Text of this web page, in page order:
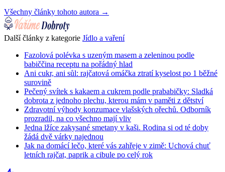
Všechny články tohoto autora →
Další články z kategorie Jídlo a vaření
Fazolová polévka s uzeným masem a zeleninou podle
babiččina receptu na pořádný hlad
Ani cukr, ani sůl: rajčatová omáčka ztratí kyselost po 1 běžné
surovině
Pečený svítek s kakaem a cukrem podle prababičky: Sladká
dobrota z jednoho plechu, kterou mám v paměti z dětství
Zdravotní výhody konzumace vlašských ořechů. Odborník
prozradil, na co všechno mají vliv
Jedna lžíce zakysané smetany v kaši. Rodina si od té doby
žádá dvě várky najednou
Jak na domácí lečo, které vás zahřeje v zimě: Uchová chuť
letních rajčat, paprik a cibule po celý rok